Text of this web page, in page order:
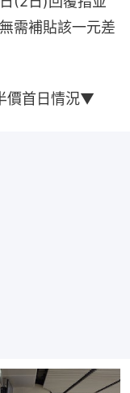
需補貼該一元差
價首日情況▼